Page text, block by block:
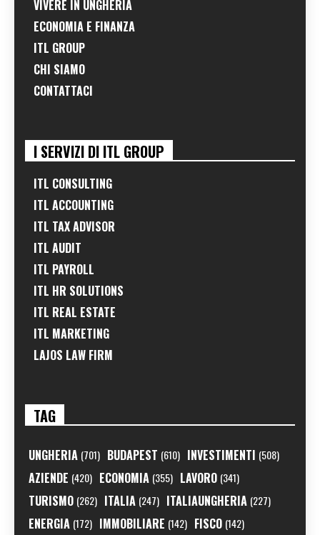
VIVERE IN UNGHERIA
ECONOMIA E FINANZA
ITL GROUP
CHI SIAMO
CONTATTACI
I SERVIZI DI ITL GROUP
ITL CONSULTING
ITL ACCOUNTING
ITL TAX ADVISOR
ITL AUDIT
ITL PAYROLL
ITL HR SOLUTIONS
ITL REAL ESTATE
ITL MARKETING
LAJOS LAW FIRM
TAG
UNGHERIA (701) BUDAPEST (610) INVESTIMENTI (508)
AZIENDE (420) ECONOMIA (355) LAVORO (341)
TURISMO (262) ITALIA (247) ITALIAUNGHERIA (227)
ENERGIA (172) IMMOBILIARE (142) FISCO (142)